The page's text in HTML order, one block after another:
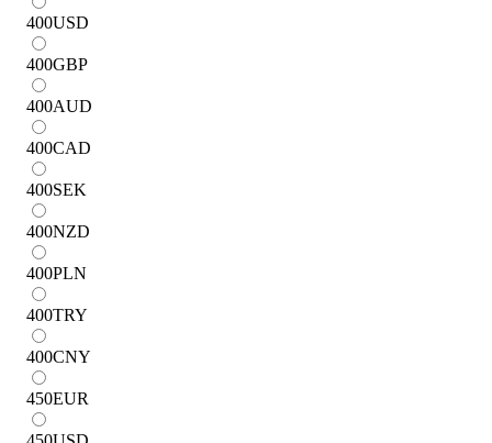
400USD
400GBP
400AUD
400CAD
400SEK
400NZD
400PLN
400TRY
400CNY
450EUR